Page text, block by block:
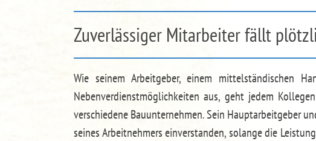
Zuverlässiger Mitarbeiter fällt
Wie seinem Arbeitgeber, einem mittelständischen
Nebenverdienstmöglichkeiten aus, geht jedem
verschiedene Bauunternehmen. Sein Hauptarbeitgeber
seines Arbeitnehmers einverstanden, solange die